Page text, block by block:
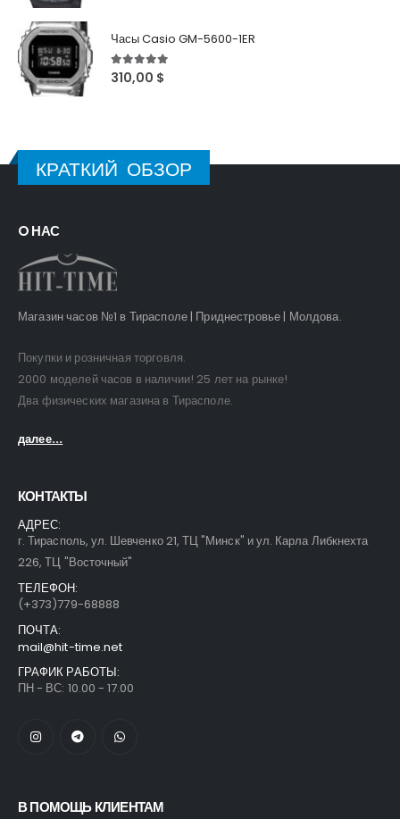
Часы Casio GM-5600-1ER
5out of 5
310,00 $
КРАТКИЙ ОБЗОР
O НАС
Магазин часов №1 в Тирасполе | Приднестровье | Молдова.
Покупки и розничная торговля.
2000 моделей часов в наличии! 25 лет на рынке!
Два физических магазина в Тирасполе.
далее...
КОНТАКТЫ
АДРЕС:
г. Тирасполь, ул. Шевченко 21, ТЦ "Минск" и ул. Карла Либкнехта
226, ТЦ "Восточный"
ТЕЛЕФОН:
(+373)779-68888
ПОЧТА:
mail@hit-time.net
ГРАФИК РАБОТЫ:
ПН - ВС: 10.00 - 17.00
В ПОМОЩЬ КЛИЕНТАМ